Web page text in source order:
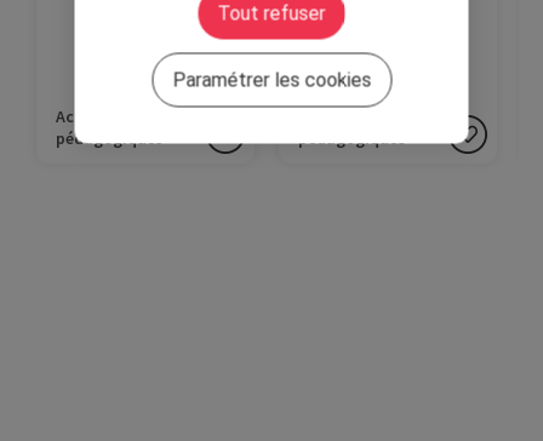
Activités
pédagogiques
pédagogiques
Tout refuser
Paramétrer les cookies